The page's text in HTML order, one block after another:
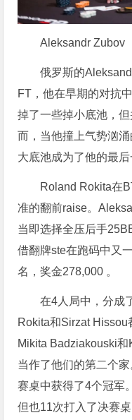
Aleksandr Zubov
俄罗斯的
FT，他在早期的对抗
掉了一些掉小底池，
而，当他撞上气势汹
大底池成为了他的最后
Roland Rokita在
准的翻前raise。
当即选择全压后手
借翻牌ste在跑码中又
名，奖金278,000 。
在4人局中，分成
Rokita和Sirzat Hissou
Mikita Badziakouski
当作了他们的第二个
赛桌中获得了4个冠军
但也11次打入了决赛桌